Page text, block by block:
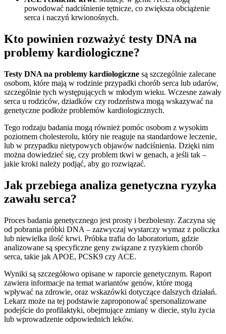
powodować nadciśnienie tętnicze, co zwiększa obciążenie
serca i naczyń krwionośnych.
Kto powinien rozważyć testy DNA na
problemy kardiologiczne?
Testy DNA na problemy kardiologiczne są szczególnie zalecane
osobom, które mają w rodzinie przypadki chorób serca lub udarów,
szczególnie tych występujących w młodym wieku. Wczesne zawały
serca u rodziców, dziadków czy rodzeństwa mogą wskazywać na
genetyczne podłoże problemów kardiologicznych.
Tego rodzaju badania mogą również pomóc osobom z wysokim
poziomem cholesterolu, który nie reaguje na standardowe leczenie,
lub w przypadku nietypowych objawów nadciśnienia. Dzięki nim
można dowiedzieć się, czy problem tkwi w genach, a jeśli tak –
jakie kroki należy podjąć, aby go rozwiązać.
Jak przebiega analiza genetyczna ryzyka
zawału serca?
Proces badania genetycznego jest prosty i bezbolesny. Zaczyna się
od pobrania próbki DNA – zazwyczaj wystarczy wymaz z policzka
lub niewielka ilość krwi. Próbka trafia do laboratorium, gdzie
analizowane są specyficzne geny związane z ryzykiem chorób
serca, takie jak APOE, PCSK9 czy ACE.
Wyniki są szczegółowo opisane w raporcie genetycznym. Raport
zawiera informacje na temat wariantów genów, które mogą
wpływać na zdrowie, oraz wskazówki dotyczące dalszych działań.
Lekarz może na tej podstawie zaproponować spersonalizowane
podejście do profilaktyki, obejmujące zmiany w diecie, stylu życia
lub wprowadzenie odpowiednich leków.